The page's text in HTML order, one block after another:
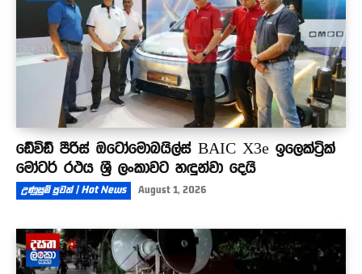
ඩේවිඩ් පීරිස් ඔටෝමොබයිල්ස් BAIC X3e ඉලෙක්ට්‍රික්
මෝටර් රථය ශ්‍රී ලංකාවට හඳුන්වා දෙයි
උණුසුම් පුවත් | Hot News August 1, 2026